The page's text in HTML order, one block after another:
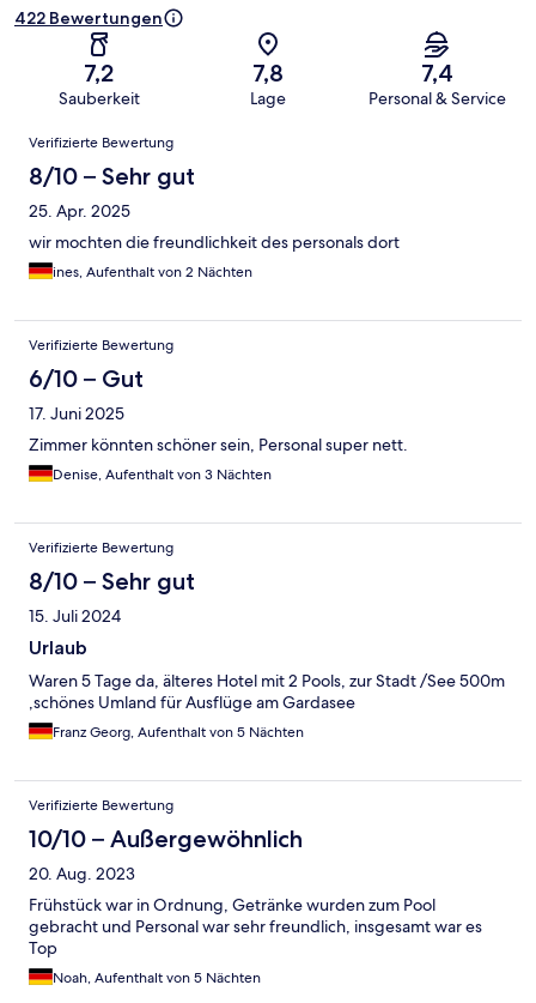
422 Bewertungen
7,2
Sauberkeit
7,8
Lage
7,4
Personal & Service
Bewertungen
Verifizierte Bewertung
8/10 – Sehr gut
25. Apr. 2025
wir mochten die freundlichkeit des personals dort
ines, Aufenthalt von 2 Nächten
Verifizierte Bewertung
6/10 – Gut
17. Juni 2025
Zimmer könnten schöner sein, Personal super nett.
Denise, Aufenthalt von 3 Nächten
Verifizierte Bewertung
8/10 – Sehr gut
15. Juli 2024
Urlaub
Waren 5 Tage da, älteres Hotel mit 2 Pools, zur Stadt /See 500m
,schönes Umland für Ausflüge am Gardasee
Franz Georg, Aufenthalt von 5 Nächten
Verifizierte Bewertung
10/10 – Außergewöhnlich
20. Aug. 2023
Frühstück war in Ordnung, Getränke wurden zum Pool
gebracht und Personal war sehr freundlich, insgesamt war es
Top
Noah, Aufenthalt von 5 Nächten